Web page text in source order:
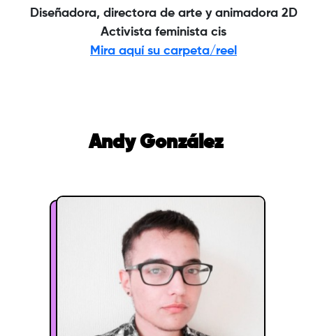
Diseñadora, directora de arte y animadora 2D
Activista feminista cis
Mira aquí su carpeta/reel
Andy González